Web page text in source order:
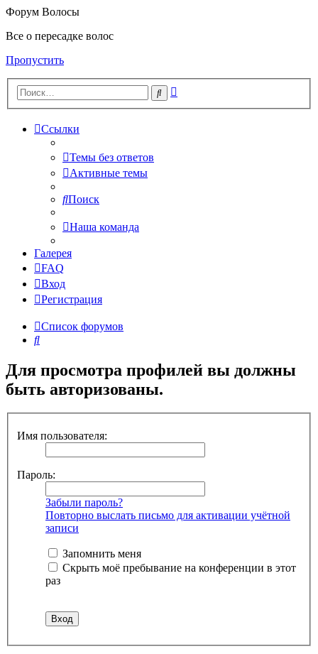
Форум Волосы
Все о пересадке волос
Пропустить
Поиск
Ссылки
Темы без ответов
Активные темы
Поиск
Наша команда
Галерея
FAQ
Вход
Регистрация
Список форумов
Поиск
Для просмотра профилей вы должны
быть авторизованы.
Имя пользователя:
Пароль:
Забыли пароль?
Повторно выслать письмо для активации учётной
записи
Запомнить меня
Скрыть моё пребывание на конференции в этот
раз